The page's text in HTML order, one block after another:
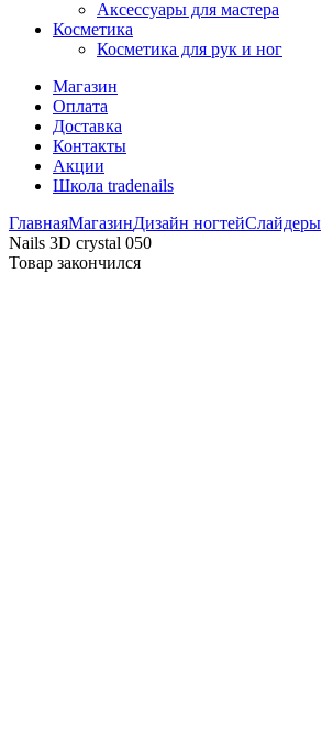
Аксессуары для мастера
Косметика
Косметика для рук и ног
Магазин
Оплата
Доставка
Контакты
Акции
Школа tradenails
ГлавнаяМагазинДизайн ногтейСлайдеры
Nails 3D crystal 050
Товар закончился